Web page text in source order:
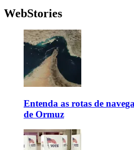
WebStories
Entenda as rotas de
de Ormuz